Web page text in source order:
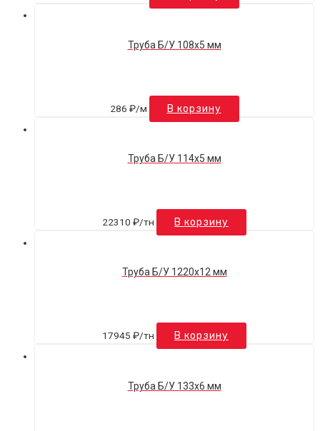
Труба Б/У 108х5 мм
286 ₽/м В корзину
Труба Б/У 114х5 мм
22310 ₽/тн В корзину
Труба Б/У 1220х12 мм
17945 ₽/тн В корзину
Труба Б/У 133х6 мм